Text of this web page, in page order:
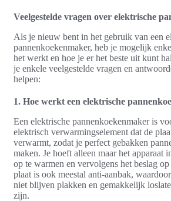
Veelgestelde vragen over elektrische
Als je nieuw bent in het gebruik van een
pannenkoekenmaker, heb je mogelijk
het werkt en hoe je er het beste uit kunt
je enkele veelgestelde vragen en
helpen:
1. Hoe werkt een elektrische
Een elektrische pannenkoekenmaker is
elektrisch verwarmingselement dat de
verwarmt, zodat je perfect gebakken
maken. Je hoeft alleen maar het apparaat
op te warmen en vervolgens het beslag
plaat is ook meestal anti-aanbak,
niet blijven plakken en gemakkelijk
zijn.